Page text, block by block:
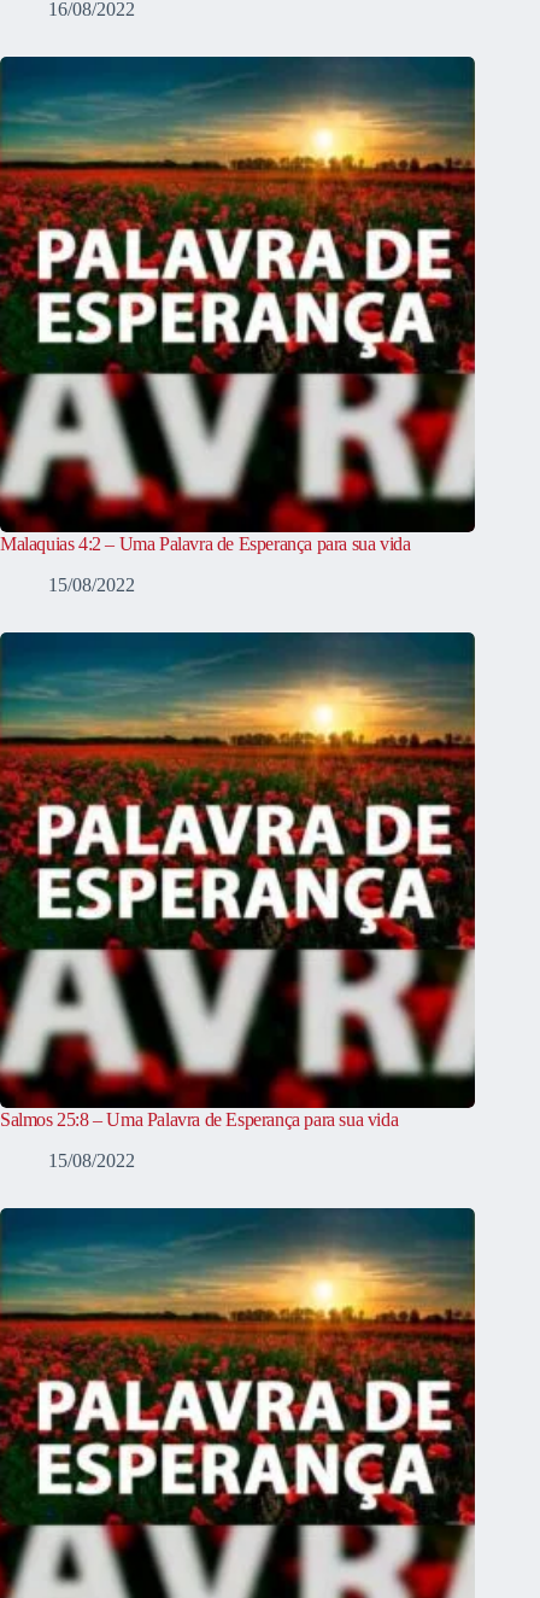
16/08/2022
Malaquias 4:2 – Uma Palavra de Esperança para sua vida
15/08/2022
Salmos 25:8 – Uma Palavra de Esperança para sua vida
15/08/2022